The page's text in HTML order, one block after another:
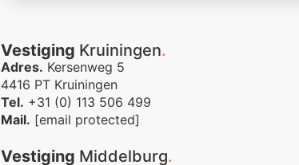
Vestiging Kruiningen.
Adres. Kersenweg 5
4416 PT Kruiningen
Tel. +31 (0) 113 506 499
Mail. [email protected]
Vestiging Middelburg.